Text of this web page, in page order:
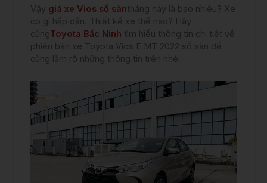
Vậy giá xe Vios số sàntháng này là bao nhiêu? Xe
có gì hấp dẫn. Thiết kế xe thế nào? Hãy
cùngToyota Bắc Ninh tìm hiểu thông tin chi tiết về
phiên bản xe Toyota Vios E MT 2022 số sàn để
cùng làm rõ những thông tin trên nhé.